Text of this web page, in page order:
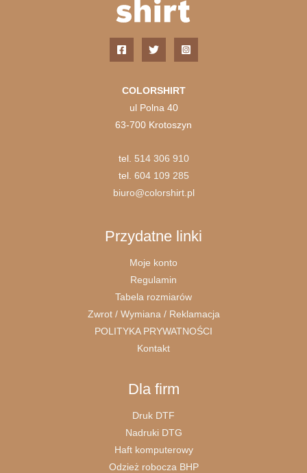
COLORSHIRT
ul Polna 40
63-700 Krotoszyn
tel. 514 306 910
tel. 604 109 285
biuro@colorshirt.pl
Przydatne linki
Moje konto
Regulamin
Tabela rozmiarów
Zwrot / Wymiana / Reklamacja
POLITYKA PRYWATNOŚCI
Kontakt
Dla firm
Druk DTF
Nadruki DTG
Haft komputerowy
Odzież robocza BHP